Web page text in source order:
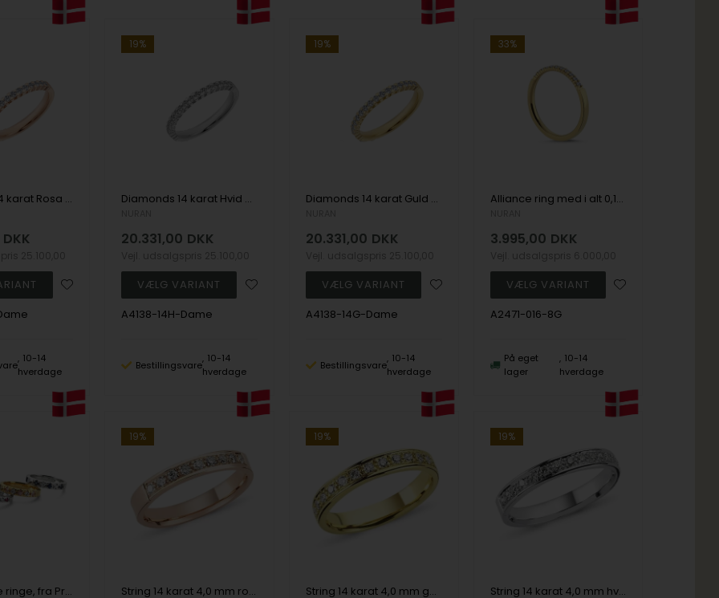
Diamonds 14 karat Rosa guld Damering
DKK
10-14
hverdage
19%
Diamonds 14 karat Hvid guld Damering
20.331,00 DKK
A4138-14H-Dame
Bestillingsvare
10-14
hverdage
19%
Diamonds 14 karat Guld Damering
20.331,00 DKK
A4138-14G-Dame
Bestillingsvare
10-14
hverdage
33%
Alliance ring med i alt 0,16 ct diamanter Wesselton SI
3.995,00 DKK
A2471-016-8G
På eget
lager
10-14
hverdage
14 kt alliance ringe, fra Promise Colour serien med farverige sten og diamanter, fra Nuran
19%
String 14 karat 4,0 mm rosaguld ring med brillanter fra 0,02 til 0,58 ct Wesselton SI
19%
String 14 karat 4,0 mm guld ring med brillanter fra 0,02 til 0,58 ct i kvalitet wesselton SI
19%
String 14 karat 4,0 mm hvidgulds ring med brillanter fra 0,02 til 0,58 ct i kvalitet Wesselton SI